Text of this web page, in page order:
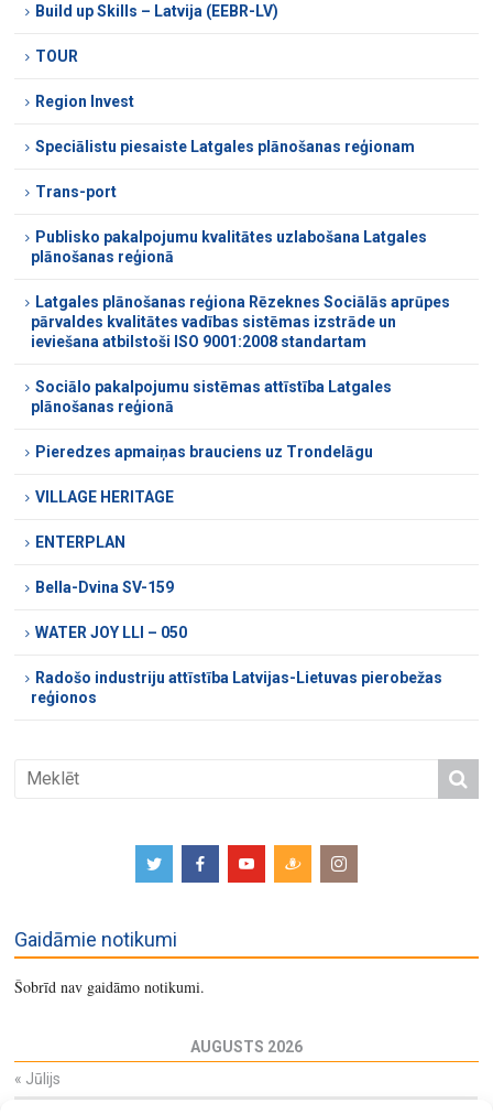
Build up Skills – Latvija (EEBR-LV)
TOUR
Region Invest
Speciālistu piesaiste Latgales plānošanas reģionam
Trans-port
Publisko pakalpojumu kvalitātes uzlabošana Latgales
plānošanas reģionā
Latgales plānošanas reģiona Rēzeknes Sociālās aprūpes
pārvaldes kvalitātes vadības sistēmas izstrāde un
ieviešana atbilstoši ISO 9001:2008 standartam
Sociālo pakalpojumu sistēmas attīstība Latgales
plānošanas reģionā
Pieredzes apmaiņas brauciens uz Trondelāgu
VILLAGE HERITAGE
ENTERPLAN
Bella-Dvina SV-159
WATER JOY LLI – 050
Radošo industriju attīstība Latvijas-Lietuvas pierobežas
reģionos
Gaidāmie notikumi
Šobrīd nav gaidāmo notikumi.
AUGUSTS 2026
« Jūlijs